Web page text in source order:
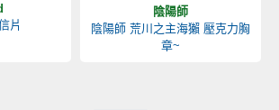
片
陰陽師
陰陽師 荒川之主海獺 壓克力胸
章~